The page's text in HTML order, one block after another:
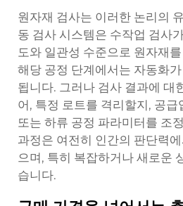
원자재 검사는 이러한 논리의
동 검사 시스템은 수작업 검사
도와 일관성 수준으로 원자재
해당 공정 단계에서는 자동화
됩니다. 그러나 검사 결과에 대
어, 특정 로트를 격리할지, 공
또는 하류 공정 파라미터를 조
과정은 여전히 인간의 판단력
으며, 특히 복잡하거나 새로운
습니다.